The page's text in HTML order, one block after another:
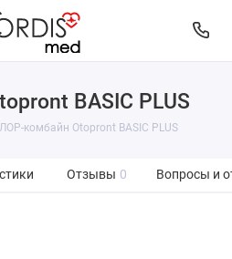
BASIC PLUS
ЛОР-комбайн Otopront BASIC PLUS
Отзывы 0 Вопросы и